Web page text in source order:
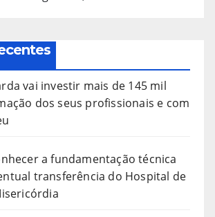
vai investir mais de 145 mil
dos seus profissionais e com
a fundamentação técnica
transferência do Hospital de